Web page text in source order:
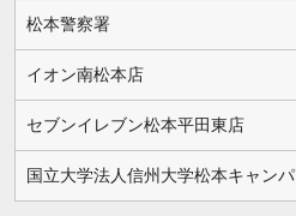
松本警察署
イオン南松本店
セブンイレブン松本平田東店
国立大学法人信州大学松本キャンパ